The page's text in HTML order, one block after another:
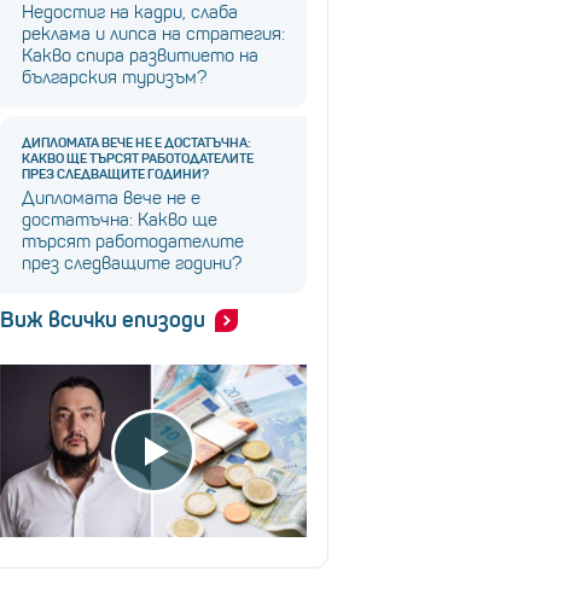
Недостиг на кадри, слаба
реклама и липса на стратегия:
Какво спира развитието на
българския туризъм?
ДИПЛОМАТА ВЕЧЕ НЕ Е ДОСТАТЪЧНА:
КАКВО ЩЕ ТЪРСЯТ РАБОТОДАТЕЛИТЕ
ПРЕЗ СЛЕДВАЩИТЕ ГОДИНИ?
Дипломата вече не е
достатъчна: Какво ще
търсят работодателите
през следващите години?
Виж всички епизоди